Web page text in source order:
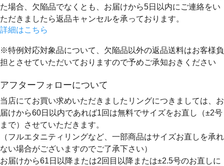
た場合、欠陥品でなくとも、 お届けから5日以内にご連絡をい
ただきましたら返品キャンセルを承っております。
詳細はこちら
※特例対応対象品について、欠陥品以外の返品送料はお客様負
担とさせていただいておりますので予めご承知おきください
アフターフォローについて
当店にてお買い求めいただきましたリングにつきましては、お
届けから60日以内であれば1回は無料でサイズをお直し（±2号
まで）させていただきます。
（フルエタニティリングなど、一部商品はサイズお直しを承れ
ない場合がございますのでご了承下さい）
お届けから61日以降または2回目以降または±2.5号のお直しに